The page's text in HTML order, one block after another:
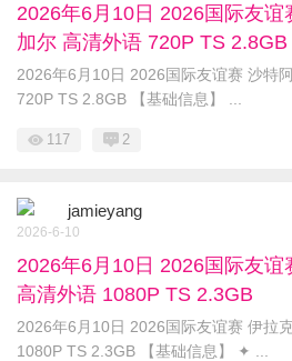
2026年6月10日 2026国际友
加尔 高清外语 720P TS 2.8GB
2026年6月10日 2026国际友谊赛 沙特
720P TS 2.8GB 【基础信息】 ...
117 2
jamieyang
2026-6-10
2026年6月10日 2026国际友
高清外语 1080P TS 2.3GB
2026年6月10日 2026国际友谊赛 伊拉
1080P TS 2.3GB 【基础信息】 ✦ ...